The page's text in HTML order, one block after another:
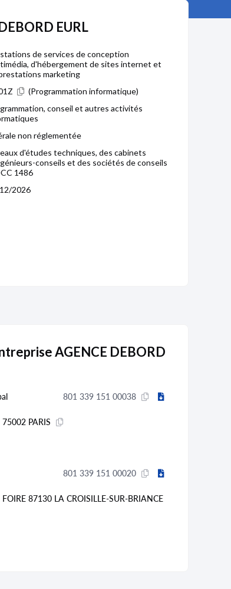
EURL
de services de conception
d'hébergement de sites internet et
marketing
(Programmation informatique)
conseil et autres activités
non réglementée
d'études techniques, des cabinets
conseils et des sociétés de conseils
1486
2026
AGENCE DEBORD
801 339 151 00038
PARIS
801 339 151 00020
87130 LA CROISILLE-SUR-BRIANCE